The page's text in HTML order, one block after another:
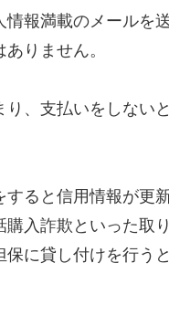
報満載のメールを
りません。
、支払いをしない
ると信用情報が更
入詐欺といった取
に貸し付けを行う